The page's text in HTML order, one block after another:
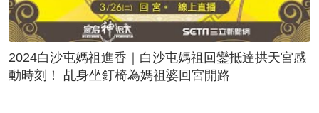
2024白沙屯媽祖進香｜白沙屯媽祖回鑾抵達拱天宮感
動時刻！ 乩身坐釘椅為媽祖婆回宮開路